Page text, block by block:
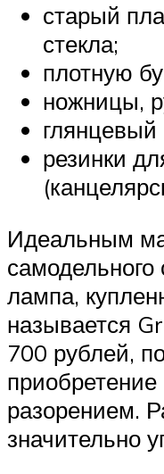
старый
стекла;
плотную
ножницы,
глянцевый
резинки
Идеальным
самодельного
лампа,
называется
700 рублей,
приобретение
разорением.
значительно